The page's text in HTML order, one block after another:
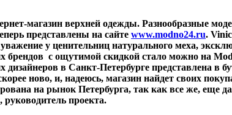
магазин верхней одежды. Разнообразные
представлены на сайте www.modno24.ru.
у ценительниц натурального меха,
брендов с ощутимой скидкой стало можно на
в Санкт-Петербурге представлена в
ново, и, надеюсь, магазин найдет своих
на рынок Петербурга, так как все же, еще
проекта.